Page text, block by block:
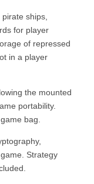
ships,
for player
of repressed
in a player
the mounted
portability.
bag.
Strategy